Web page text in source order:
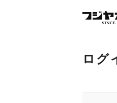
ログ